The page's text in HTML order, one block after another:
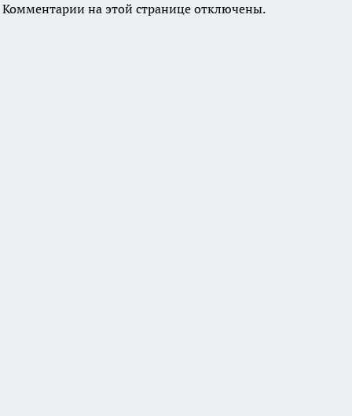
Комментарии на этой странице отключены.